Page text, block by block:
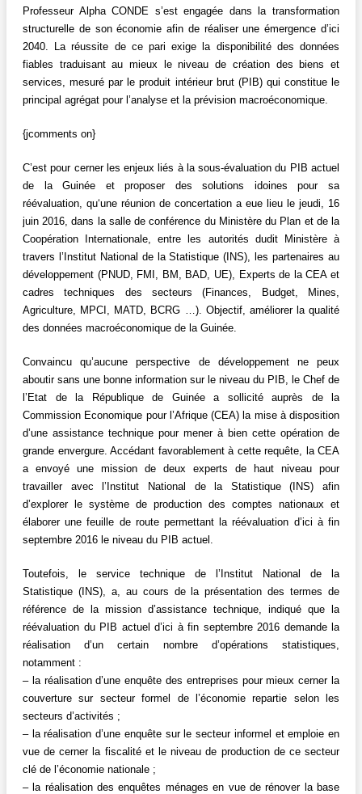
Professeur Alpha CONDE s’est engagée dans la transformation
structurelle de son économie afin de réaliser une émergence d’ici
2040. La réussite de ce pari exige la disponibilité des données
fiables traduisant au mieux le niveau de création des biens et
services, mesuré par le produit intérieur brut (PIB) qui constitue le
principal agrégat pour l’analyse et la prévision macroéconomique.
{jcomments on}
C’est pour cerner les enjeux liés à la sous-évaluation du PIB actuel
de la Guinée et proposer des solutions idoines pour sa
réévaluation, qu‘une réunion de concertation a eue lieu le jeudi, 16
juin 2016, dans la salle de conférence du Ministère du Plan et de la
Coopération Internationale, entre les autorités dudit Ministère à
travers l’Institut National de la Statistique (INS), les partenaires au
développement (PNUD, FMI, BM, BAD, UE), Experts de la CEA et
cadres techniques des secteurs (Finances, Budget, Mines,
Agriculture, MPCI, MATD, BCRG …). Objectif, améliorer la qualité
des données macroéconomique de la Guinée.
Convaincu qu’aucune perspective de développement ne peux
aboutir sans une bonne information sur le niveau du PIB, le Chef de
l’Etat de la République de Guinée a sollicité auprès de la
Commission Economique pour l’Afrique (CEA) la mise à disposition
d’une assistance technique pour mener à bien cette opération de
grande envergure. Accédant favorablement à cette requête, la CEA
a envoyé une mission de deux experts de haut niveau pour
travailler avec l’Institut National de la Statistique (INS) afin
d’explorer le système de production des comptes nationaux et
élaborer une feuille de route permettant la réévaluation d’ici à fin
septembre 2016 le niveau du PIB actuel.
Toutefois, le service technique de l’Institut National de la
Statistique (INS), a, au cours de la présentation des termes de
référence de la mission d’assistance technique, indiqué que la
réévaluation du PIB actuel d’ici à fin septembre 2016 demande la
réalisation d’un certain nombre d’opérations statistiques,
notamment :
– la réalisation d’une enquête des entreprises pour mieux cerner la
couverture sur secteur formel de l’économie repartie selon les
secteurs d’activités ;
– la réalisation d’une enquête sur le secteur informel et emploie en
vue de cerner la fiscalité et le niveau de production de ce secteur
clé de l’économie nationale ;
– la réalisation des enquêtes ménages en vue de rénover la base